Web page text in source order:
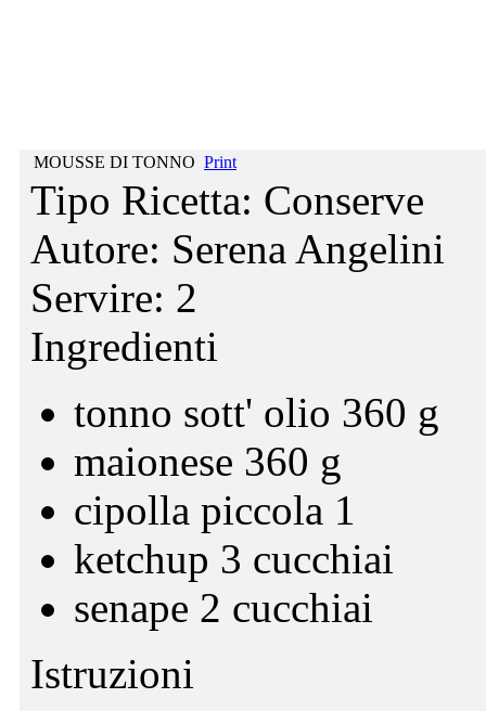
MOUSSE DI TONNO Print
Tipo Ricetta: Conserve
Autore: Serena Angelini
Servire: 2
Ingredienti
tonno sott' olio 360 g
maionese 360 g
cipolla piccola 1
ketchup 3 cucchiai
senape 2 cucchiai
Istruzioni